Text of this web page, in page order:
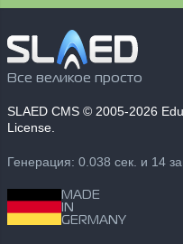
Все великое просто
SLAED CMS © 2005-2026
License.
Генерация: 0.038 сек. и 14
MADE
IN
GERMANY